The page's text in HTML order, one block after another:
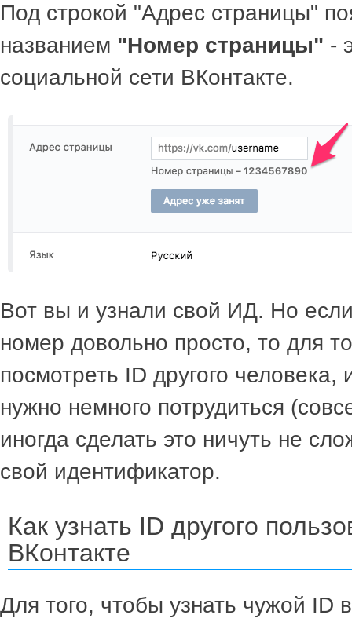
Под строкой "Адрес страницы"
названием "Номер страницы" -
социальной сети ВКонтакте.
Вот вы и узнали свой ИД. Но
номер довольно просто, то для
посмотреть ID другого
нужно немного потрудиться
иногда сделать это ничуть не
свой идентификатор.
Как узнать ID другого
ВКонтакте
Для того, чтобы узнать чужой ID